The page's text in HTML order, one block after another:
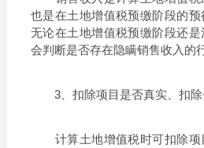
也是在土地增值税预缴阶段的
无论在土地增值税预缴阶段还
会判断是否存在隐瞒销售收入的
3、扣除项目是否真实、扣除
计算土地增值税时可扣除项